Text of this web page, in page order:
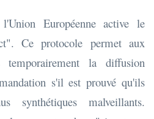
Européenne active le
Ce protocole permet aux
temporairement la diffusion
s'il est prouvé qu'ils
synthétiques malveillants.